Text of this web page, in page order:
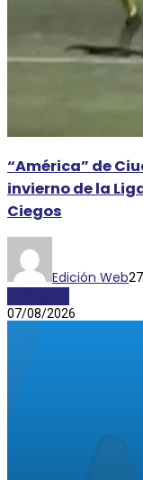
“América” de
invierno de la
Ciegos
Edición Web
07/08/2026